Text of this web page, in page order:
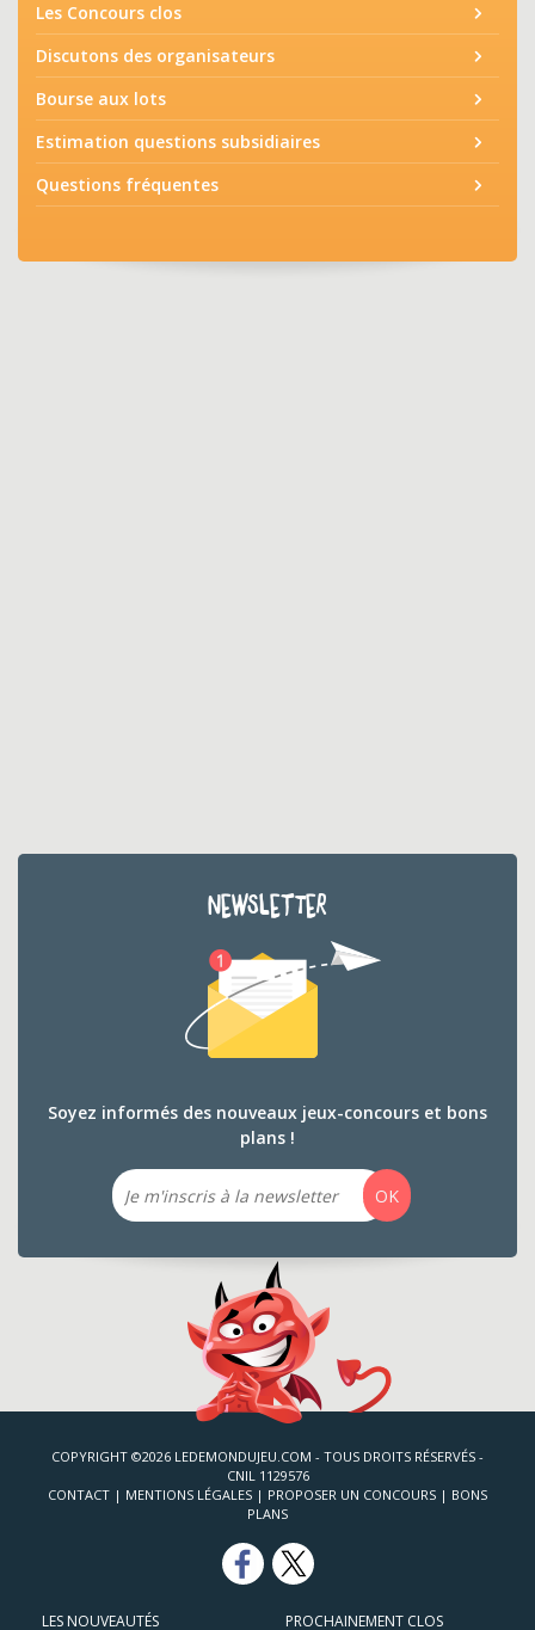
Les Concours clos
Discutons des organisateurs
Bourse aux lots
Estimation questions subsidiaires
Questions fréquentes
NEWSLETTER
Soyez informés des nouveaux jeux-concours et bons
plans !
Email
OK
COPYRIGHT ©2026 LEDEMONDUJEU.COM - TOUS DROITS RÉSERVÉS -
CNIL 1129576
CONTACT | MENTIONS LÉGALES | PROPOSER UN CONCOURS | BONS
PLANS
LES NOUVEAUTÉS PROCHAINEMENT CLOS